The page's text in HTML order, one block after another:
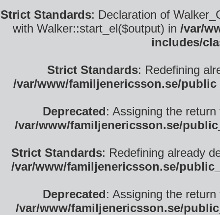
Strict Standards: Declaration of
with Walker::start_el($output) in /var/
includes/
Strict Standards: Redefining
/var/www/familjenericsson.se/
Deprecated: Assigning the
/var/www/familjenericsson.se/
Strict Standards: Redefining already
/var/www/familjenericsson.se/
Deprecated: Assigning the
/var/www/familjenericsson.se/